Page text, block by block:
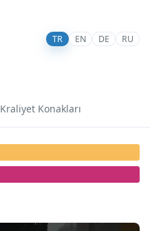
TR EN DE RU
Kraliyet Konakları